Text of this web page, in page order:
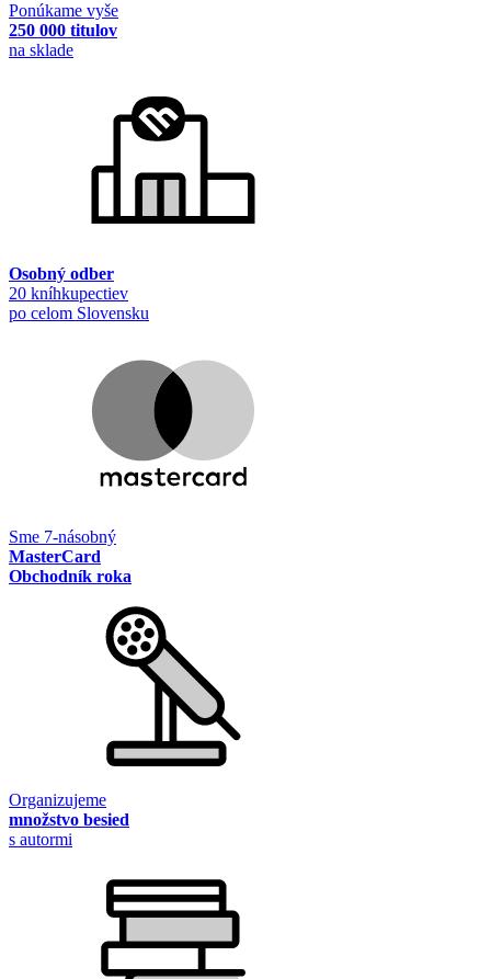
Ponúkame vyše
250 000 titulov
na sklade
Osobný odber
20 kníhkupectiev
po celom Slovensku
Sme 7-násobný
MasterCard
Obchodník roka
Organizujeme
množstvo besied
s autormi